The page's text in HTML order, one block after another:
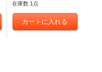
在庫数 1点